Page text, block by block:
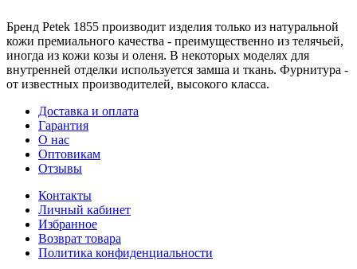
Бренд Petek 1855 производит изделия только из натуральной
кожи премиального качества - преимущественно из телячьей,
иногда из кожи козы и оленя. В некоторых моделях для
внутренней отделки используется замша и ткань. Фурнитура -
от известных производителей, высокого класса.
Доставка и оплата
Гарантия
О нас
Оптовикам
Отзывы
Контакты
Личный кабинет
Избранное
Возврат товара
Политика конфиденциальности